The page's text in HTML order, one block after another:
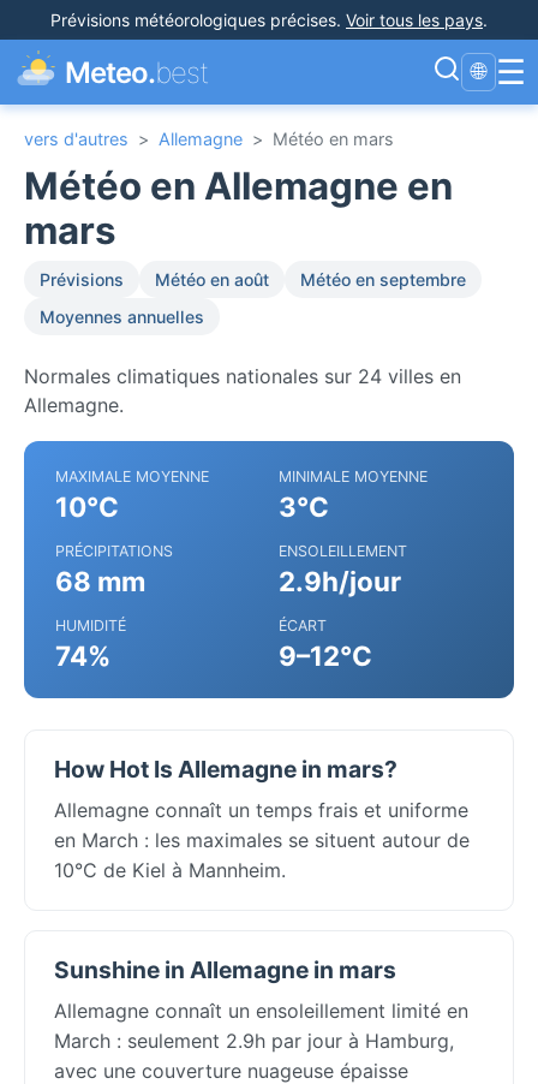
Prévisions météorologiques précises. Voir tous les pays.
Meteo.best 🌐 ☰
vers d'autres > Allemagne > Météo en mars
Météo en Allemagne en
mars
Prévisions Météo en août
Météo en septembre
Moyennes annuelles
Normales climatiques nationales sur 24 villes en
Allemagne.
MAXIMALE MOYENNE
10°C
MINIMALE MOYENNE
3°C
PRÉCIPITATIONS
68 mm
ENSOLEILLEMENT
2.9h/jour
HUMIDITÉ
74%
ÉCART
9–12°C
How Hot Is Allemagne in mars?
Allemagne connaît un temps frais et uniforme
en March : les maximales se situent autour de
10°C de Kiel à Mannheim.
Sunshine in Allemagne in mars
Allemagne connaît un ensoleillement limité en
March : seulement 2.9h par jour à Hamburg,
avec une couverture nuageuse épaisse